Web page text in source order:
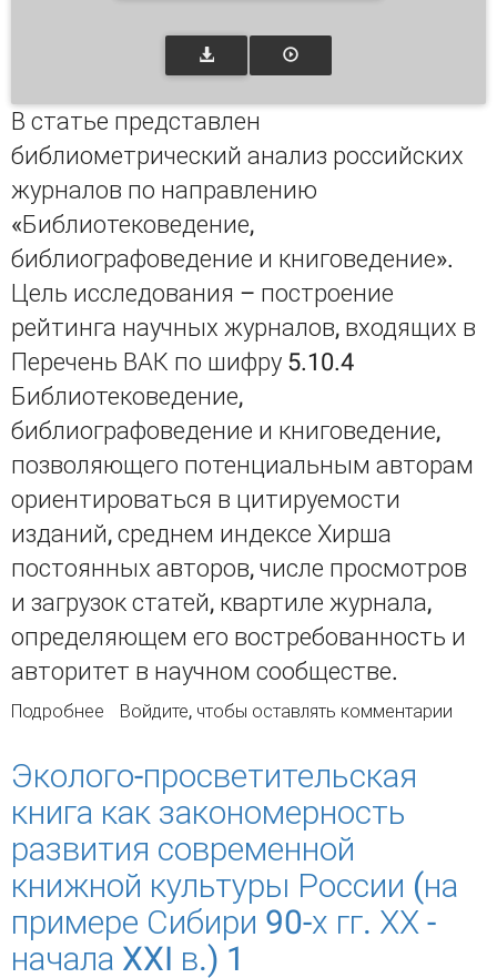
В статье представлен
библиометрический анализ российских
журналов по направлению
«Библиотековедение,
библиографоведение и книговедение».
Цель исследования – построение
рейтинга научных журналов, входящих в
Перечень ВАК по шифру 5.10.4
Библиотековедение,
библиографоведение и книговедение,
позволяющего потенциальным авторам
ориентироваться в цитируемости
изданий, среднем индексе Хирша
постоянных авторов, числе просмотров
и загрузок статей, квартиле журнала,
определяющем его востребованность и
авторитет в научном сообществе.
Подробнее о Библиометрический анализ потока
библиографоведение и книговедение
Войдите, чтобы оставлять комментарии
Эколого-просветительская
книга как закономерность
развития современной
книжной культуры России (на
примере Сибири 90-х гг. ХХ -
начала XXI в.) 1